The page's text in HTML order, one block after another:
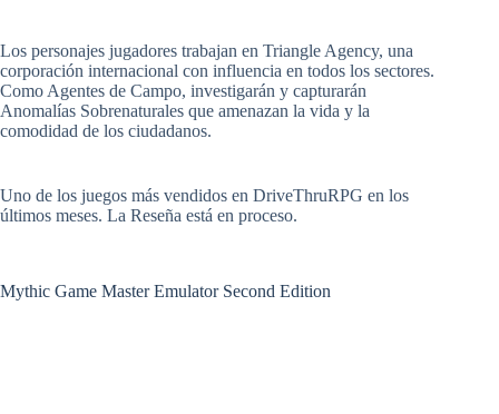
Los personajes jugadores trabajan en Triangle Agency, una
corporación internacional con influencia en todos los sectores.
Como Agentes de Campo, investigarán y capturarán
Anomalías Sobrenaturales que amenazan la vida y la
comodidad de los ciudadanos.
Uno de los juegos más vendidos en DriveThruRPG en los
últimos meses. La Reseña está en proceso.
Mythic Game Master Emulator Second Edition